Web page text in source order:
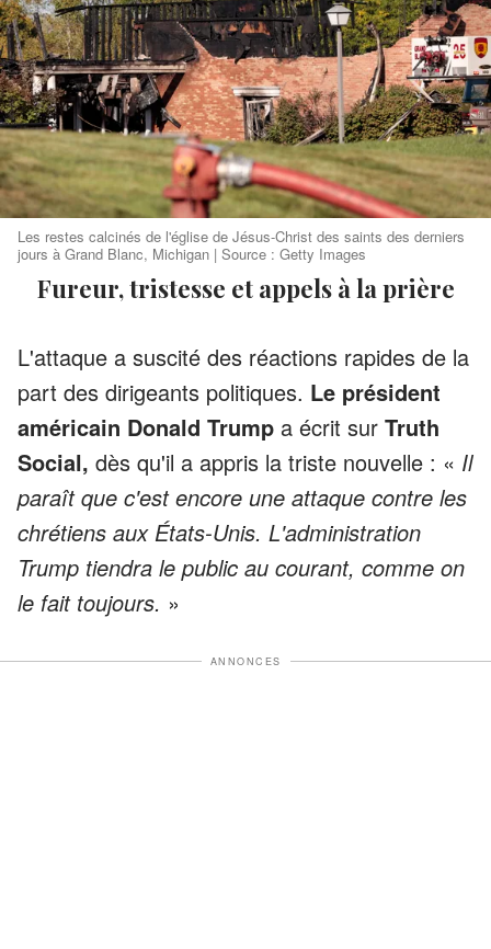
Les restes calcinés de l'église de Jésus-Christ des saints des derniers
jours à Grand Blanc, Michigan | Source : Getty Images
Fureur, tristesse et appels à la prière
L'attaque a suscité des réactions rapides de la
part des dirigeants politiques. Le président
américain Donald Trump a écrit sur Truth
Social, dès qu'il a appris la triste nouvelle : « Il
paraît que c'est encore une attaque contre les
chrétiens aux États-Unis. L'administration
Trump tiendra le public au courant, comme on
le fait toujours. »
ANNONCES